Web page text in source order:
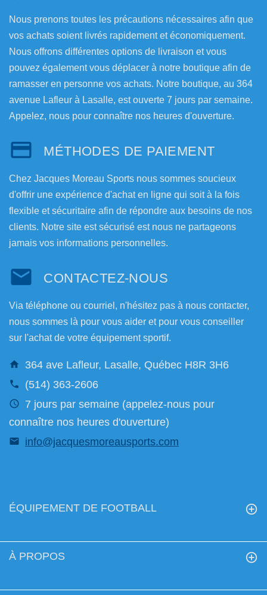
Nous prenons toutes les précautions nécessaires afin que
vos achats soient livrés rapidement et économiquement.
Nous offrons différentes options de livraison et vous
pouvez également vous déplacer à notre boutique afin de
ramasser en personne vos achats. Notre boutique, au 364
avenue Lafleur à Lasalle, est ouverte 7 jours par semaine.
Appelez, nous pour connaître nos heures d'ouverture.
MÉTHODES DE PAIEMENT
Chez Jacques Moreau Sports nous sommes soucieux
d'offrir une expérience d'achat en ligne qui soit à la fois
flexible et sécuritaire afin de répondre aux besoins de nos
clients. Notre site est sécurisé est nous ne partageons
jamais vos informations personnelles.
CONTACTEZ-NOUS
Via téléphone ou courriel, n'hésitez pas à nous contacter,
nous sommes là pour vous aider et pour vous conseiller
sur l'achat de votre équipement sportif.
364 ave Lafleur, Lasalle, Québec H8R 3H6
(514) 363-2606
7 jours par semaine (appelez-nous pour
connaître nos heures d'ouverture)
info@jacquesmoreausports.com
ÉQUIPEMENT DE FOOTBALL
À PROPOS